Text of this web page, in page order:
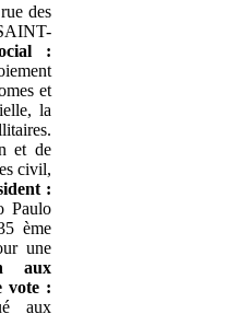
des
:
et
la
et de
civil,
:
Paulo
ème
une
aux
vote :
aux